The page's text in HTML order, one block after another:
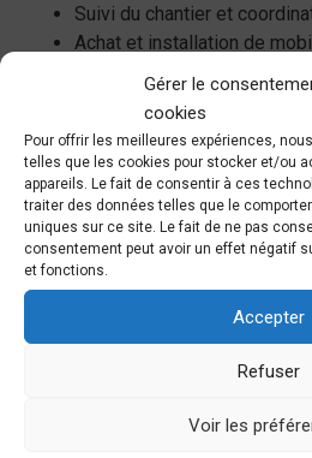
Gérer le
cookies
Pour offrir les meilleures expériences,
telles que les cookies pour stocker et/ou
appareils. Le fait de consentir à ces
traiter des données telles que le
uniques sur ce site. Le fait de ne pas
consentement peut avoir un effet négatif
et fonctions.
Accepter
Refuser
Voir les
Suivi du chantier et
Achat et installation de
Les avantages
travailler avec
architecte